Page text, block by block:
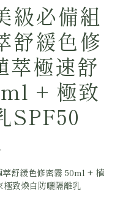
級必備組
舒緩色修
極速舒
+ 極致
SPF50
萃舒緩色修密霧 50ml + 植
致煥白防曬隔離乳